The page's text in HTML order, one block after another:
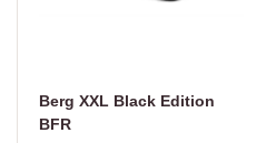
Berg XXL Black Edition
BFR